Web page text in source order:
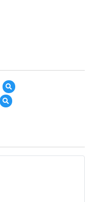
預
覽
生
脫.jpg
預
覽
室
逃